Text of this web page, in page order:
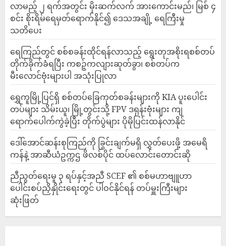
လာမည့် ၂ ရက်အတွင်း မိုးဆက်လက် အားကောင်းမည်၊ မြစ် ၄
စင်း စိုးရိမ်ရေမှတ်ရောက်နိုင်၍ ဒေသအချို့ ရေကြီးမှု
သတိပေး
ရေကြည်တွင် စစ်စခန်းထိုင်ရန်လာသည့် ရွေးတုအစိုးရစစ်တပ်
တိုက်ခိုက်ခံရပြီး ကစဉ့်ကလျားဆုတ်ခွာ၊ စစ်တပ်က
မီးလောင်ဗုံးများပါ အသုံးပြုလာ
‎ရွှေကူမြို့ပြင်ရှိ စစ်တပ်ခြေကုတ်စခန်းများကို KIA ပူးပေါင်း
တပ်များ သိမ်းယူ၊ မြို့တွင်းသို့ FPV ဒရုန်းဗုံးများ ကျ
ရောက်ပေါက်ကွဲခဲ့ပြီး တိုက်ပွဲများ ပိုမိုပြင်းထန်လာနိုင်
ဒေါ်အောင်ဆန်းစုကြည်ကို ခြွင်းချက်မရှိ လွှတ်ပေးဖို့ အမေရိ
ကန်နဲ့ အာဆီယံဥက္ကဌ ဖိလစ်ပိုင် ထပ်လောင်းတောင်းဆို
ညီညွတ်ရေးမူ ၃ ရပ်နှင့်အညီ SCEF ၏ စစ်မဟာဗျူဟာ
ပေါင်းစပ်ညှိနှိုင်းရေးတွင် ပါဝင်နိုင်ရန် တပ်မှူးကြီးများ
ဆုံးဖြတ်